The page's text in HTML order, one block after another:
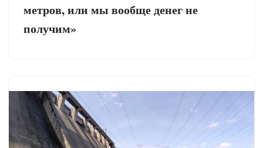
метров, или мы вообще денег не
получим»